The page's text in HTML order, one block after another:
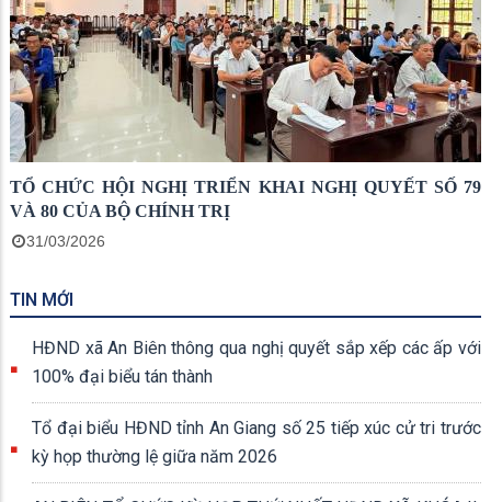
TỔ CHỨC HỘI NGHỊ TRIỂN KHAI NGHỊ QUYẾT SỐ 79
VÀ 80 CỦA BỘ CHÍNH TRỊ
31/03/2026
TIN MỚI
HĐND xã An Biên thông qua nghị quyết sắp xếp các ấp với
100% đại biểu tán thành
Tổ đại biểu HĐND tỉnh An Giang số 25 tiếp xúc cử tri trước
kỳ họp thường lệ giữa năm 2026